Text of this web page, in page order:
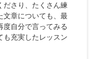
ださり、たくさん練
文章についても、最
度自分で言ってみる
も充実したレッスン